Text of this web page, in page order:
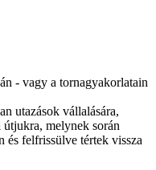
- vagy a tornagyakorlatain
utazások vállalására,
melynek során
felfrissülve tértek vissza